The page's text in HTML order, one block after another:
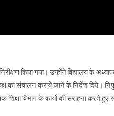
किया गया। उन्होंने विद्यालय के
का संचालन कराये जाने के निर्देश दिये।
विभाग के कार्यो की सराहना करते हुए